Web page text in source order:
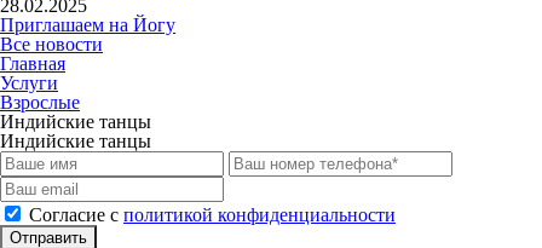
28.02.2025
Приглашаем на Йогу
Все новости
Главная
Услуги
Взрослые
Индийские танцы
Индийские танцы
Cогласие с политикой конфиденциальности
Отправить